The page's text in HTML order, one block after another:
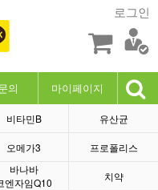
로그인
의 마이페이지
비타민B 유산균
오메가3
프로폴리스
바나바
엔자임Q10
치약